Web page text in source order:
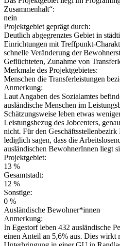
Zusammenhalt“:
nein
Projektgebiet geprägt durch:
Deutlich abgegrenztes Gebiet in
Einrichtungen mit Treffpunkt-
schnelle Veränderung der
Geflüchteten, Zunahme von
Merkmale des Projektgebietes:
Menschen die Transferleistungen
Anmerkung:
Laut Angaben des Sozialamtes
ausländische Menschen im
Schätzungsweise leben etwas
Leistungsbezug des Jobcenters,
nicht. Für den Geschäftsstellenbezirk
lediglich sagen, dass die
ausländischen BewohnerInnen liegt
Projektgebiet:
13 %
Gesamtstadt:
12 %
Sonstige:
0 %
Ausländische Bewohner*innen
Anmerkung:
In Egestorf leben 432 ausländische
einen Anteil an 5,6% aus. Dies wirkt